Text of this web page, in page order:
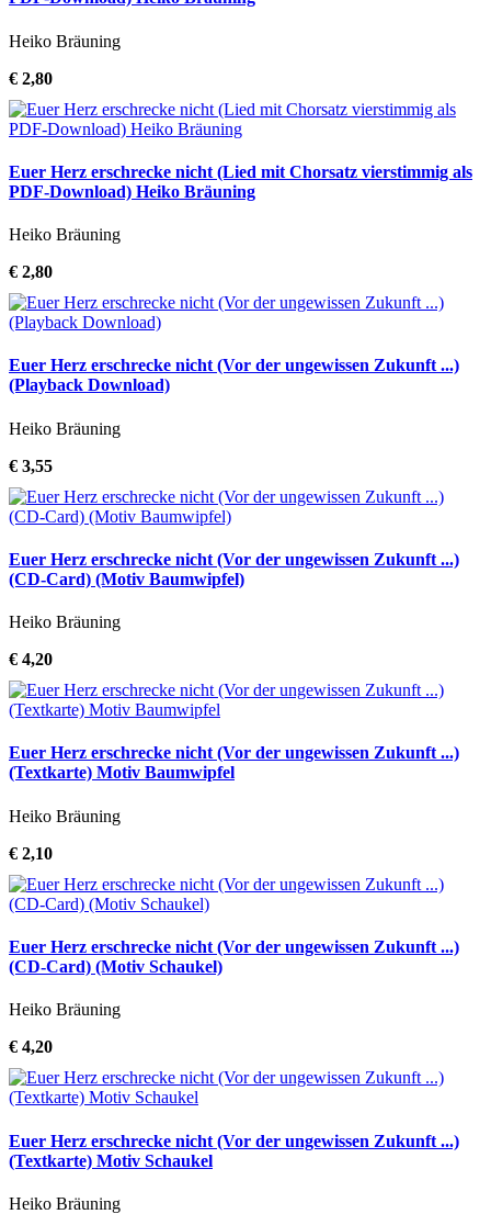
Heiko Bräuning
€ 2,80
Euer Herz erschrecke nicht (Lied mit Chorsatz vierstimmig als
PDF-Download) Heiko Bräuning
Heiko Bräuning
€ 2,80
Euer Herz erschrecke nicht (Vor der ungewissen Zukunft ...)
(Playback Download)
Heiko Bräuning
€ 3,55
Euer Herz erschrecke nicht (Vor der ungewissen Zukunft ...)
(CD-Card) (Motiv Baumwipfel)
Heiko Bräuning
€ 4,20
Euer Herz erschrecke nicht (Vor der ungewissen Zukunft ...)
(Textkarte) Motiv Baumwipfel
Heiko Bräuning
€ 2,10
Euer Herz erschrecke nicht (Vor der ungewissen Zukunft ...)
(CD-Card) (Motiv Schaukel)
Heiko Bräuning
€ 4,20
Euer Herz erschrecke nicht (Vor der ungewissen Zukunft ...)
(Textkarte) Motiv Schaukel
Heiko Bräuning